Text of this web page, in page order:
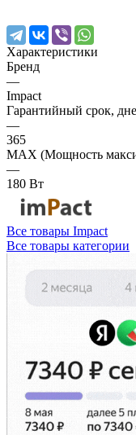
Характеристики
Бренд
—
Impact
Гарантийный срок,
—
365
MAX (Мощность
—
180 Вт
Все товары Impact
Все товары категории